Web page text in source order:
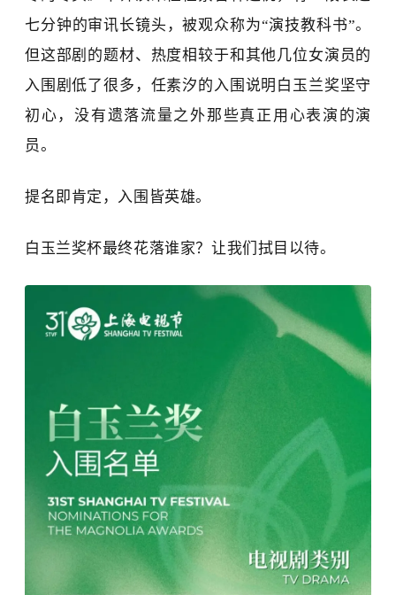
七分钟的审讯长镜头，被观众称为“演技教科书”。
但这部剧的题材、热度相较于和其他几位女演员的
入围剧低了很多，任素汐的入围说明 白玉兰奖坚守
初心，没有遗落流量之外那些真正用心表演的演
员。
提名即肯定，入围皆英雄。
白玉兰奖杯最终花落谁家？让我们拭目以待。